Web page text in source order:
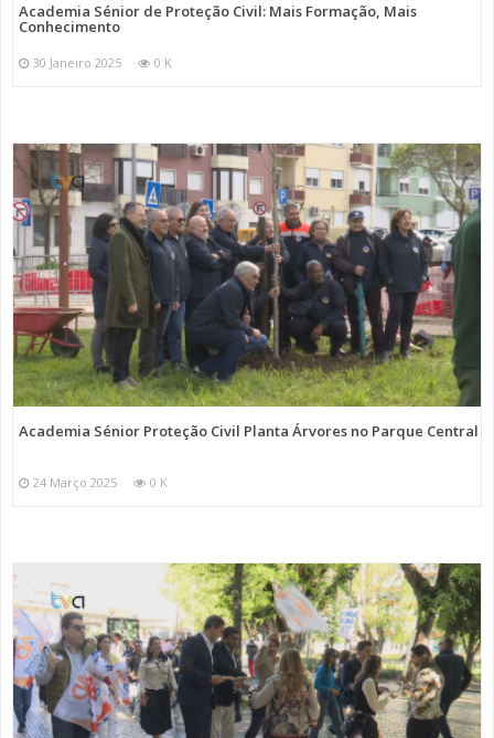
Academia Sénior de Proteção Civil: Mais Formação, Mais
Conhecimento
30 Janeiro 2025 0 K
Academia Sénior Proteção Civil Planta Árvores no Parque Central
24 Março 2025 0 K